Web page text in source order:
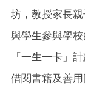
坊，教授家長
與學生參與學
「一生一卡」
借閱書籍及善用